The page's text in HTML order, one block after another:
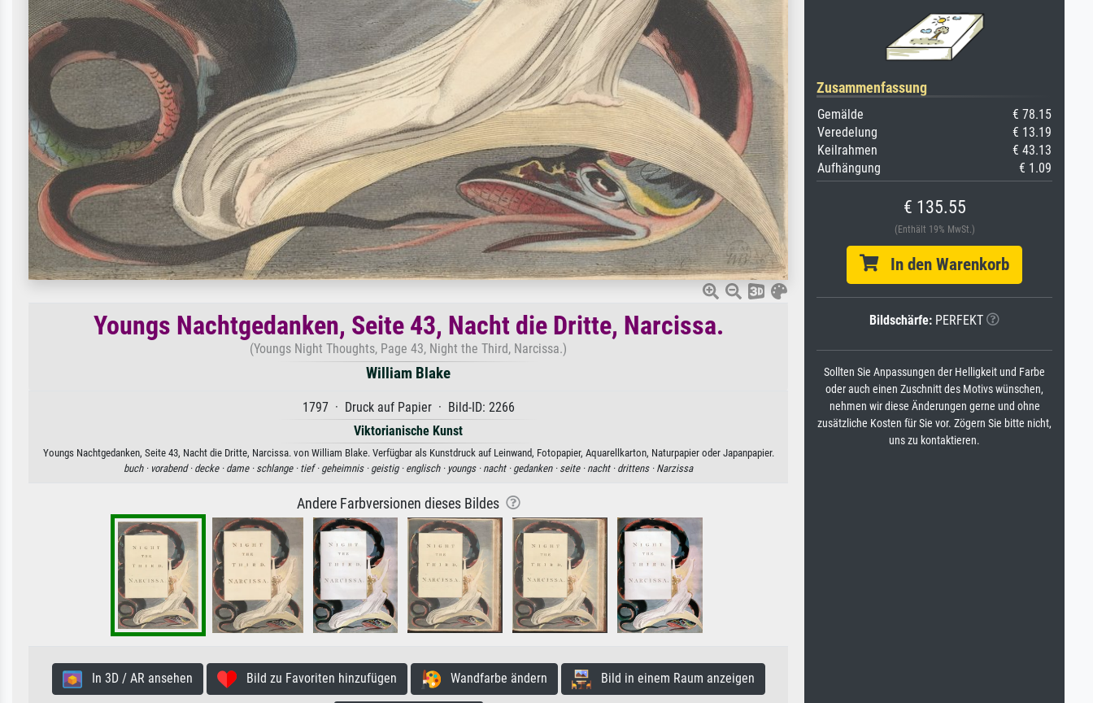
Youngs Nachtgedanken, Seite 43, Nacht die Dritte, Narcissa.
(Youngs Night Thoughts, Page 43, Night the Third, Narcissa.)
William Blake
1797 · Druck auf Papier · Bild-ID: 2266
Viktorianische Kunst
Youngs Nachtgedanken, Seite 43, Nacht die Dritte, Narcissa. von William Blake. Verfügbar als Kunstdruck auf Leinwand, Fotopapier, Aquarellkarton, Naturpapier oder Japanpapier.
buch · vorabend · decke · dame · schlange · tief · geheimnis · geistig · englisch · youngs · nacht · gedanken · seite · nacht · drittens · Narzissa
Andere Farbversionen dieses Bildes
In 3D / AR ansehen Bild zu Favoriten hinzufügen Wandfarbe ändern Bild in einem Raum anzeigen
Zusammenfassung
Gemälde
€ 78.15
Veredelung
€ 13.19
Keilrahmen
€ 43.13
Aufhängung
€ 1.09
€ 135.55
(Enthält 19% MwSt.)
In den Warenkorb
Bildschärfe: PERFEKT
Sollten Sie Anpassungen der Helligkeit und Farbe
oder auch einen Zuschnitt des Motivs wünschen,
nehmen wir diese Änderungen gerne und ohne
zusätzliche Kosten für Sie vor. Zögern Sie bitte nicht,
uns zu kontaktieren.